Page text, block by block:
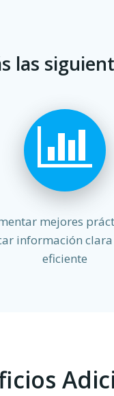
las
mejores
información
eficiente